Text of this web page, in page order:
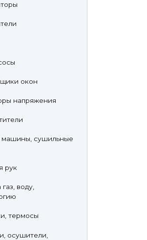
окон
напряжения
машины, сушильные
рук
воду,
термосы
осушители,